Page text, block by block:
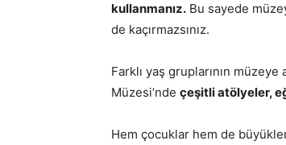
kullanmanız. Bu sayede
de kaçırmazsınız.
Farklı yaş gruplarının müzeye
Müzesi’nde çeşitli atölyeler,
Hem çocuklar hem de